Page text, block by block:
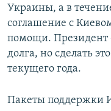
Украины, а в
соглашение с
помощи. Президент
долга, но сделать
текущего года.
Пакеты поддержки